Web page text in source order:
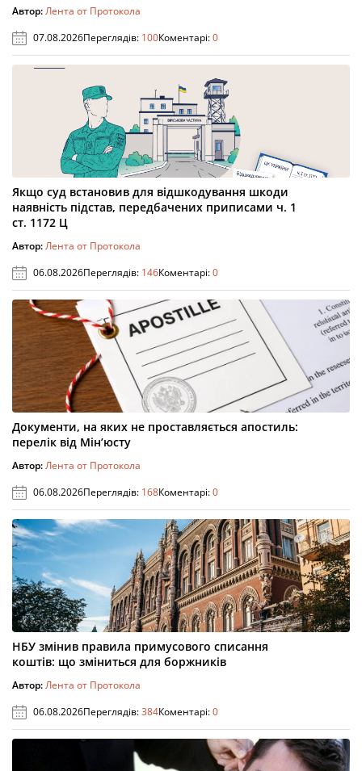
Автор:Лента от Протокола
07.08.2026Переглядів: 100Коментарі:0
Якщо суд встановив для відшкодування шкоди
наявність підстав, передбачених приписами ч. 1
ст. 1172 Ц
Автор:Лента от Протокола
06.08.2026Переглядів: 146Коментарі:0
Документи, на яких не проставляється апостиль:
перелік від Мін’юсту
Автор:Лента от Протокола
06.08.2026Переглядів: 168Коментарі:0
НБУ змінив правила примусового списання
коштів: що зміниться для боржників
Автор:Лента от Протокола
06.08.2026Переглядів:384Коментарі:0